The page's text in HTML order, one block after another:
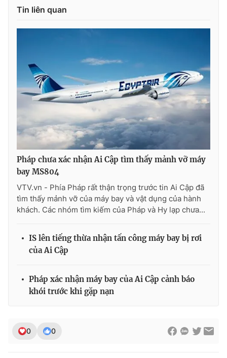
Chất lượng cuộc sống
Học trực tuyến
Thị trường
Tư vấn
Lịch phát sóng
Chuyên mục khác
Emagazine Podcast
Photo Infographic
Video
VTV Money VTV Thể thao
VTV Sức khoẻ Bất động sản
VTV4 Vươn mình bằng AI
Tin liên quan
Pháp chưa xác nhận Ai Cập tìm thấy mảnh vỡ máy
bay MS804
VTV.vn - Phía Pháp rất thận trọng trước tin Ai Cập đã
tìm thấy mảnh vỡ của máy bay và vật dụng của hành
khách. Các nhóm tìm kiếm của Pháp và Hy lạp chưa...
IS lên tiếng thừa nhận tấn công máy bay bị rơi
của Ai Cập
Pháp xác nhận máy bay của Ai Cập cảnh báo
khói trước khi gặp nạn
0 0